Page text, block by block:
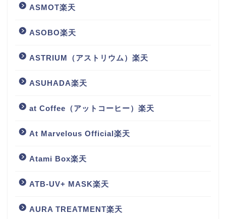
ASMOT楽天
ASOBO楽天
ASTRIUM（アストリウム）楽天
ASUHADA楽天
at Coffee（アットコーヒー）楽天
At Marvelous Official楽天
Atami Box楽天
ATB-UV+ MASK楽天
AURA TREATMENT楽天